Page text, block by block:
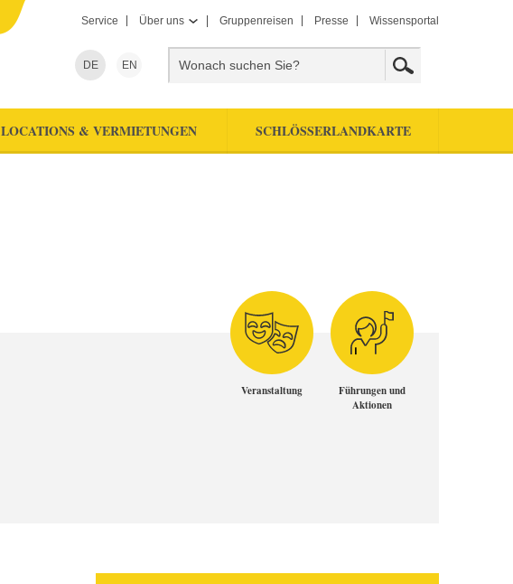
Service Über uns Gruppenreisen Presse Wissensportal
DE EN
LOCATIONS & VERMIETUNGEN SCHLÖSSERLANDKARTE
Veranstaltung
Führungen und
Aktionen